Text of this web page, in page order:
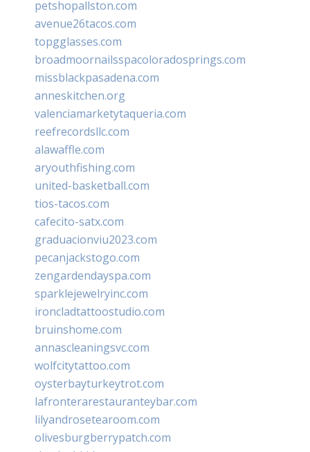
petshopallston.com
avenue26tacos.com
topgglasses.com
broadmoornailsspacoloradosprings.com
missblackpasadena.com
anneskitchen.org
valenciamarketytaqueria.com
reefrecordsllc.com
alawaffle.com
aryouthfishing.com
united-basketball.com
tios-tacos.com
cafecito-satx.com
graduacionviu2023.com
pecanjackstogo.com
zengardendayspa.com
sparklejewelryinc.com
ironcladtattoostudio.com
bruinshome.com
annascleaningsvc.com
wolfcitytattoo.com
oysterbayturkeytrot.com
lafronterarestauranteybar.com
lilyandrosetearoom.com
olivesburgberrypatch.com